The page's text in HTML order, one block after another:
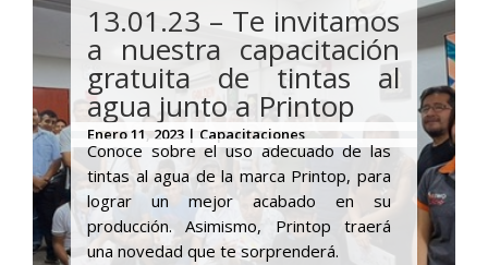
13.01.23 – Te invitamos
a nuestra capacitación
gratuita de tintas al
agua junto a Printop
Enero 11, 2023 | Capacitaciones
Conoce sobre el uso adecuado de las
tintas al agua de la marca Printop, para
lograr un mejor acabado en su
producción. Asimismo, Printop traerá
una novedad que te sorprenderá.